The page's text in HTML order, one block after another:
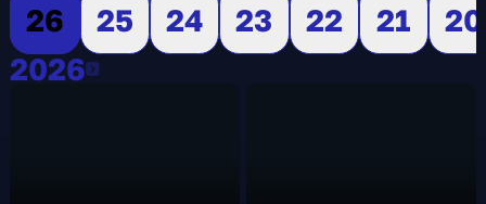
26
25 24 23 22 21
20
20262026